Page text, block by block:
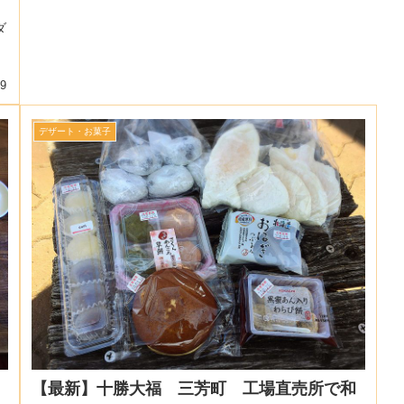
デザート・お菓子
【最新】十勝大福 三芳町 工場直売所で和